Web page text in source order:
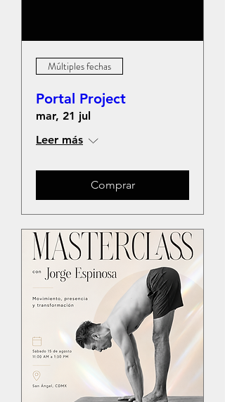
Múltiples fechas
Portal Project
mar, 21 jul
Leer más
Comprar